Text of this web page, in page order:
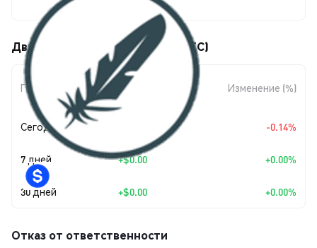
$0.00157123
Движения цены Feathercoin (FTC)
Период
Изменение
суммы
Изменение (%)
Сегодня $-0.00000217 -0.14%
7 дней +$0.00 +0.00%
30 дней +$0.00 +0.00%
Отказ от ответственности